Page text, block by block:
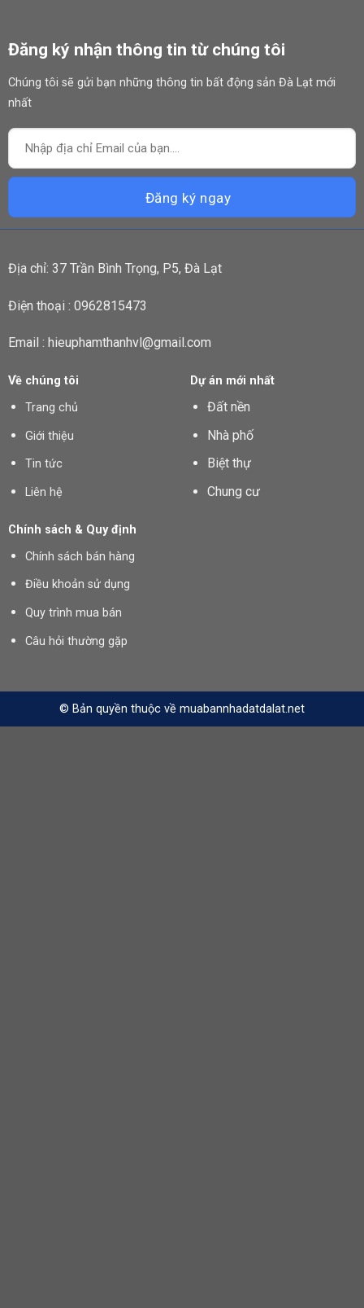
Đăng ký nhận thông tin từ chúng tôi
Chúng tôi sẽ gửi bạn những thông tin bất động sản Đà Lạt mới
nhất
Địa chỉ: 37 Trần Bình Trọng, P5, Đà Lạt
Điện thoại : 0962815473
Email : hieuphamthanhvl@gmail.com
Về chúng tôi
Trang chủ
Giới thiệu
Tin tức
Liên hệ
Dự án mới nhất
Đất nền
Nhà phố
Biệt thự
Chung cư
Chính sách & Quy định
Chính sách bán hàng
Điều khoản sử dụng
Quy trình mua bán
Câu hỏi thường gặp
© Bản quyền thuộc về muabannhadatdalat.net